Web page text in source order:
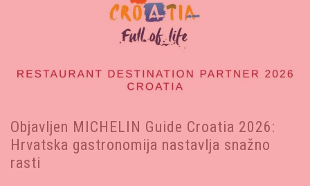
Objavljen MICHELIN Guide Croatia 2026:
Hrvatska gastronomija nastavlja snažno
rasti